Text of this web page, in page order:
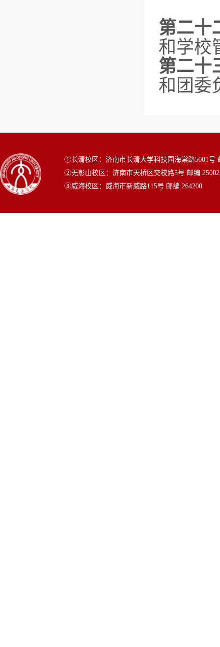
第二十
和学校
第二十
和团委
①长清校区：济南市长清大学科技园海棠路5001号
②无影山校区：济南市天桥区交校路5号 邮编
③威海校区：威海市新威路115号 邮编:264200